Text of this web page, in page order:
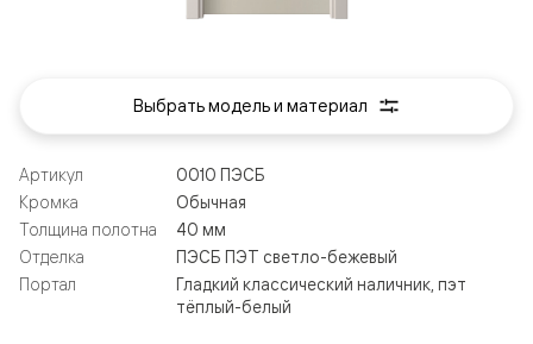
Артикул
0010 ПЭСБ
Кромка
Обычная
Толщина полотна
40 мм
Отделка
ПЭСБ ПЭТ светло-бежевый
Портал
Гладкий классический наличник, пэт
тёплый-белый
Выбрать модель и материал